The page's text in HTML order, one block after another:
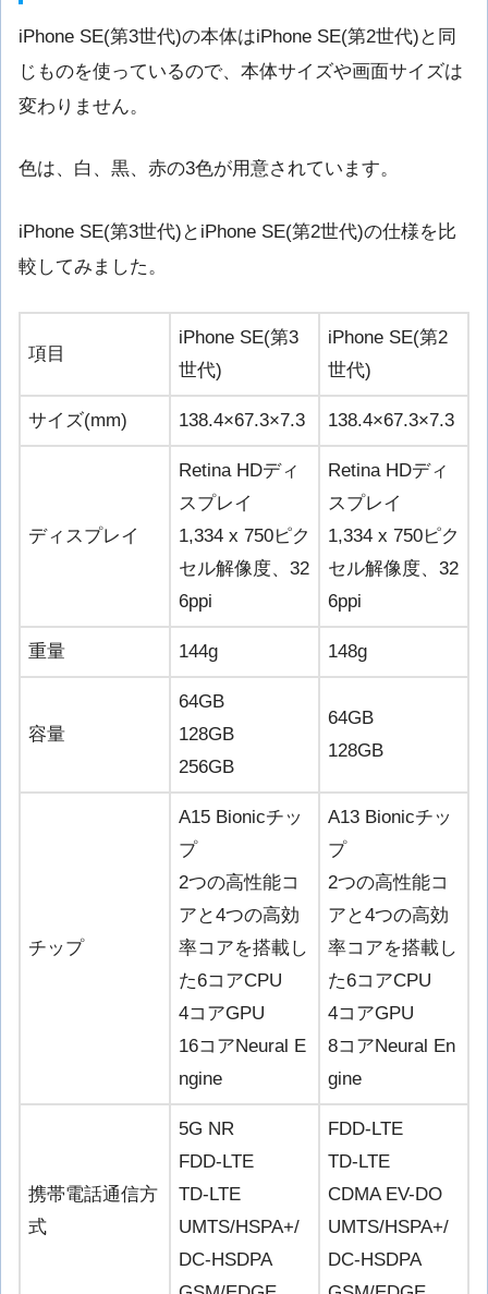
iPhone SE(第3世代)の本体はiPhone SE(第2世代)と同
じものを使っているので、本体サイズや画面サイズは
変わりません。
色は、白、黒、赤の3色が用意されています。
iPhone SE(第3世代)とiPhone SE(第2世代)の仕様を比
較してみました。
項目
iPhone SE(第3
世代)
iPhone SE(第2
世代)
サイズ(mm) 138.4×67.3×7.3 138.4×67.3×7.3
ディスプレイ
Retina HDディ
スプレイ
1,334 x 750ピク
セル解像度、32
6ppi
Retina HDディ
スプレイ
1,334 x 750ピク
セル解像度、32
6ppi
重量 144g 148g
容量
64GB
128GB
256GB
64GB
128GB
チップ
A15 Bionicチッ
プ
2つの高性能コ
アと4つの高効
率コアを搭載し
た6コアCPU
4コアGPU
16コアNeural E
ngine
A13 Bionicチッ
プ
2つの高性能コ
アと4つの高効
率コアを搭載し
た6コアCPU
4コアGPU
8コアNeural En
gine
携帯電話通信方
式
5G NR
FDD-LTE
TD-LTE
UMTS/HSPA+/
DC‑HSDPA
FDD-LTE
TD-LTE
CDMA EV-DO
UMTS/HSPA+/
DC‑HSDPA